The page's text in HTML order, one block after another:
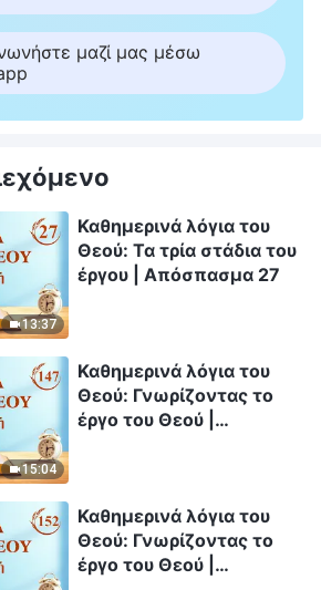
μαζί μας μέσω
13:37
Καθημερινά λόγια του
Θεού: Τα τρία στάδια του
έργου | Απόσπασμα 27
15:04
Καθημερινά λόγια του
Θεού: Γνωρίζοντας το
έργο του Θεού |
Καθημερινά λόγια του
Θεού: Γνωρίζοντας το
έργο του Θεού |